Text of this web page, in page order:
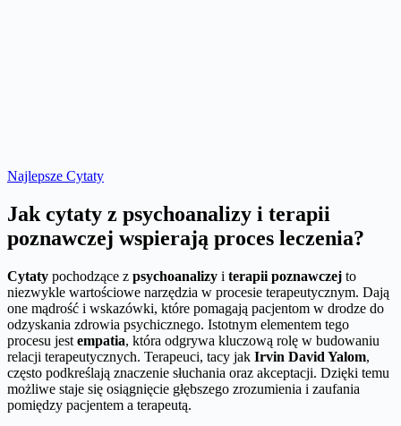
Najlepsze Cytaty
Jak cytaty z psychoanalizy i terapii
poznawczej wspierają proces leczenia?
Cytaty pochodzące z psychoanalizy i terapii poznawczej to
niezwykle wartościowe narzędzia w procesie terapeutycznym. Dają
one mądrość i wskazówki, które pomagają pacjentom w drodze do
odzyskania zdrowia psychicznego. Istotnym elementem tego
procesu jest empatia, która odgrywa kluczową rolę w budowaniu
relacji terapeutycznych. Terapeuci, tacy jak Irvin David Yalom,
często podkreślają znaczenie słuchania oraz akceptacji. Dzięki temu
możliwe staje się osiągnięcie głębszego zrozumienia i zaufania
pomiędzy pacjentem a terapeutą.